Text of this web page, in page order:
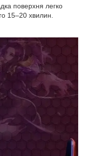
поверхня легко
15–20 хвилин.